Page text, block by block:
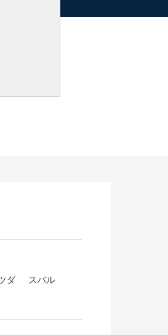
ダ
スバル